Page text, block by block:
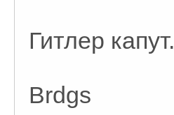
Гитлер капут.
Brdgs